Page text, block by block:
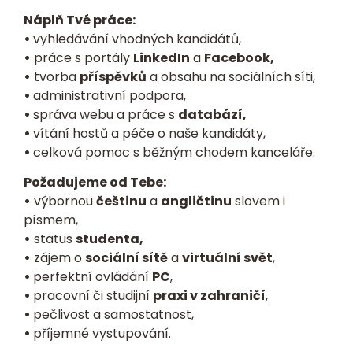
Náplň Tvé práce:
• vyhledávání vhodných kandidátů,
• práce s portály LinkedIn a Facebook,
• tvorba příspěvků a obsahu na sociálních síti,
• administrativní podpora,
• správa webu a práce s databází,
• vítání hostů a péče o naše kandidáty,
• celková pomoc s běžným chodem kanceláře.
Požadujeme od Tebe:
• výbornoučeštinu a angličtinu slovem i
písmem,
• status studenta,
• zájem osociální sítěavirtuální svět,
• perfektní ovládání PC,
• pracovní či studijní praxi v zahraničí,
• pečlivost a samostatnost,
• příjemné vystupování.